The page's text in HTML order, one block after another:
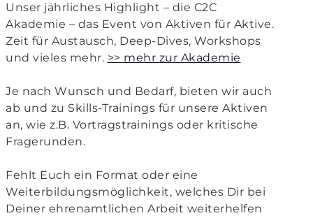
Unser jährliches Highlight – die C2C
Akademie – das Event von Aktiven für Aktive.
Zeit für Austausch, Deep-Dives, Workshops
und vieles mehr. >> mehr zur Akademie
Je nach Wunsch und Bedarf, bieten wir auch
ab und zu Skills-Trainings für unsere Aktiven
an, wie z.B. Vortragstrainings oder kritische
Fragerunden.
Fehlt Euch ein Format oder eine
Weiterbildungsmöglichkeit, welches Dir bei
Deiner ehrenamtlichen Arbeit weiterhelfen